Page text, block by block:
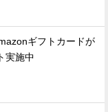
ギフトカードが
実施中